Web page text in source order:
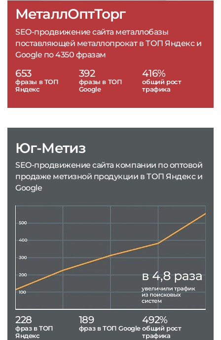
МеталлОптТорг
SEO-продвижение сайта металлобазы
поставляющей металлопрокат в ТОП Яндекс и
Google по 4350 фразам
653
фразы в ТОП
Яндекс
392
фразы в ТОП
Google
416%
общий рост
трафика
Юг-Метиз
SEO-продвижение сайта компании по оптовой
продаже метизной продукции в ТОП Яндекс и
Google
228
фраз в ТОП
Яндекс
189
фраз в ТОП Google
492%
общий рост
трафика